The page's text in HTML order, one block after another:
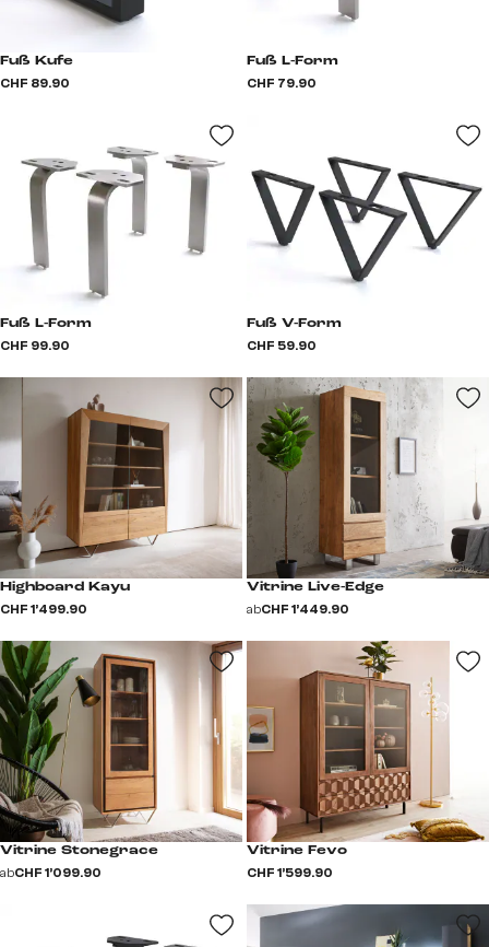
Fuß Kufe
CHF 89.90
Fuß L-Form
CHF 79.90
Fuß L-Form
CHF 99.90
Fuß V-Form
CHF 59.90
Highboard Kayu
CHF 1’499.90
Vitrine Live-Edge
abCHF 1’449.90
Vitrine Stonegrace
abCHF 1’099.90
Vitrine Fevo
CHF 1’599.90